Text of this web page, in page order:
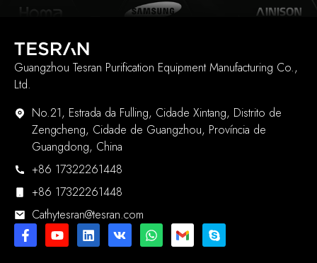
Guangzhou Tesran Purification Equipment Manufacturing Co.,
Ltd.
No.21, Estrada da Fulling, Cidade Xintang, Distrito de
Zengcheng, Cidade de Guangzhou, Província de
Guangdong, China
+86 17322261448
+86 17322261448
Cathytesran@tesran.com